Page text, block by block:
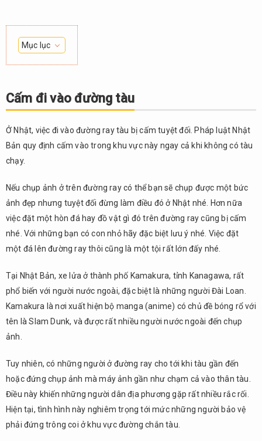
Mục lục
1.
đi vào
đường
2.
Cấm
quay
chụp
3.
Cấm
lá
4.
Cấm
lấn
về
việc
vứt
rác
6.
Cấm đi vào đường tàu
Ở Nhật, việc đi vào đường ray tàu bị cấm tuyệt đối. Pháp luật Nhật
Bản quy định cấm vào trong khu vực này ngay cả khi không có tàu
chạy.
Nếu chụp ảnh ở trên đường ray có thể bạn sẽ chụp được một bức
ảnh đẹp nhưng tuyệt đối đừng làm điều đó ở Nhật nhé. Hơn nữa
việc đặt một hòn đá hay đồ vật gì đó trên đường ray cũng bị cấm
nhé. Với những bạn có con nhỏ hãy đặc biệt lưu ý nhé. Việc đặt
một đá lên đường ray thôi cũng là một tội rất lớn đấy nhé.
Tại Nhật Bản, xe lửa ở thành phố Kamakura, tỉnh Kanagawa, rất
phổ biến với người nước ngoài, đặc biệt là những người Đài Loan.
Kamakura là nơi xuất hiện bộ manga (anime) có chủ đề bóng rổ với
tên là Slam Dunk, và được rất nhiều người nước ngoài đến chụp
ảnh.
Tuy nhiên, có những người ở đường ray cho tới khi tàu gần đến
hoặc đứng chụp ảnh mà máy ảnh gần như chạm cả vào thân tàu.
Điều này khiến những người dân địa phương gặp rất nhiều rắc rối.
Hiện tại, tình hình này nghiêm trọng tới mức những người bảo vệ
phải đứng trông coi ở khu vực đường chắn tàu.